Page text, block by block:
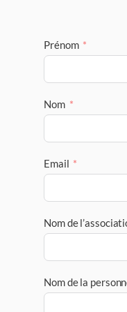
Prénom
Nom
Email
Nom de
Nom de la